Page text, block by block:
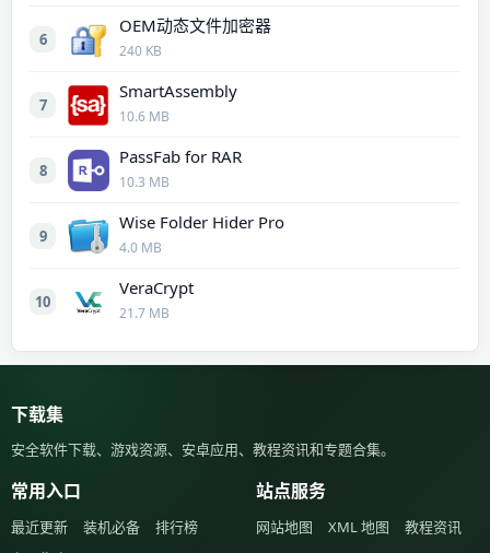
6
OEM动态文件加密器
240 KB
7
SmartAssembly
10.6 MB
8
PassFab for RAR
10.3 MB
9
Wise Folder Hider Pro
4.0 MB
10
VeraCrypt
21.7 MB
下载集
安全软件下载、游戏资源、安卓应用、教程资讯和专题合集。
常用入口
最近更新 装机必备
排行榜
站点服务
网站地图 XML 地图 教程资讯